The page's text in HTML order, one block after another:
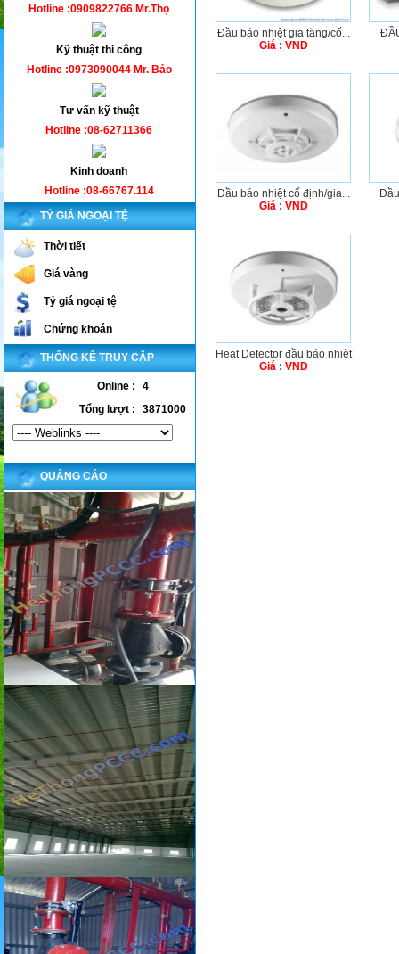
Hotline :0909822766 Mr.Thọ
Kỹ thuật thi công
Hotline :0973090044 Mr. Bảo
Tư vấn kỹ thuật
Hotline :08-62711366
Kinh doanh
Hotline :08-66767.114
TỶ GIÁ NGOẠI TỆ
Thời tiết
Giá vàng
Tỷ giá ngoại tệ
Chứng khoán
THỐNG KÊ TRUY CẬP
Online :
4
Tổng lượt :
3871000
QUẢNG CÁO
Đầu báo nhiệt gia tăng/cố...
Giá : VND
Đầu báo nhiệt cố định/gia...
Giá : VND
Heat Detector đầu báo nhiệt
Giá : VND